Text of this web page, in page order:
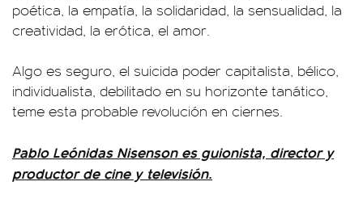
poética, la empatía, la solidaridad, la sensualidad, la
creatividad, la erótica, el amor.
Algo es seguro, el suicida poder capitalista, bélico,
individualista, debilitado en su horizonte tanático,
teme esta probable revolución en ciernes.
Pablo Leónidas Nisenson es guionista, director y
productor de cine y televisión.